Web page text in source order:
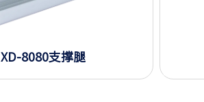
XD-8080支撑腿